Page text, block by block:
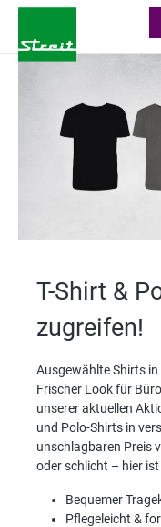
T-Shirt &
zugreifen!
Ausgewählte Shirts in
Frischer Look für
unserer aktuellen
und Polo-Shirts in
unschlagbaren Preis
oder schlicht – hier
Bequemer
Pflegeleicht &